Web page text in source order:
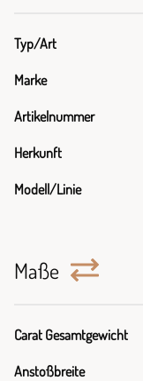
Typ/Art
Marke
Artikelnummer
Herkunft
Modell/Linie
Maße
Carat Gesamtgewicht
Anstoßbreite